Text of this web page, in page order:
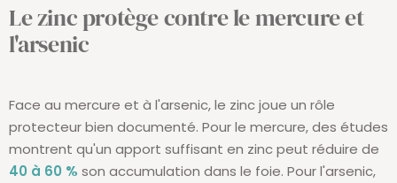
Le zinc protège contre le mercure et
l'arsenic
Face au mercure et à l'arsenic, le zinc joue un rôle
protecteur bien documenté. Pour le mercure, des études
montrent qu'un apport suffisant en zinc peut réduire de
40 à 60 % son accumulation dans le foie. Pour l'arsenic,